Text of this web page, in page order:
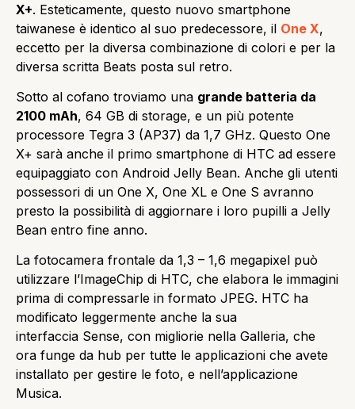
X+. Esteticamente, questo nuovo smartphone
taiwanese è identico al suo predecessore, il One X,
eccetto per la diversa combinazione di colori e per la
diversa scritta Beats posta sul retro.
Sotto al cofano troviamo una grande batteria da
2100 mAh, 64 GB di storage, e un più potente
processore Tegra 3 (AP37) da 1,7 GHz. Questo One
X+ sarà anche il primo smartphone di HTC ad essere
equipaggiato con Android Jelly Bean. Anche gli utenti
possessori di un One X, One XL e One S avranno
presto la possibilità di aggiornare i loro pupilli a Jelly
Bean entro fine anno.
La fotocamera frontale da 1,3 – 1,6 megapixel può
utilizzare l’ImageChip di HTC, che elabora le immagini
prima di compressarle in formato JPEG. HTC ha
modificato leggermente anche la sua
interfaccia Sense, con migliorie nella Galleria, che
ora funge da hub per tutte le applicazioni che avete
installato per gestire le foto, e nell’applicazione
Musica.